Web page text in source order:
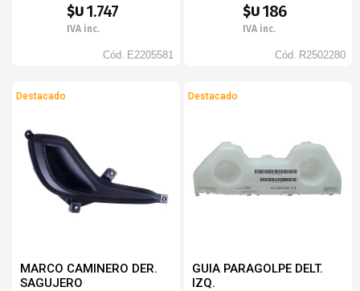
$U 1.747
IVA inc.
Cód. E2205581
$U 186
IVA inc.
Cód. R2502280
Destacado
MARCO CAMINERO DER.
SAGUJERO
Destacado
GUIA PARAGOLPE DELT.
IZQ.